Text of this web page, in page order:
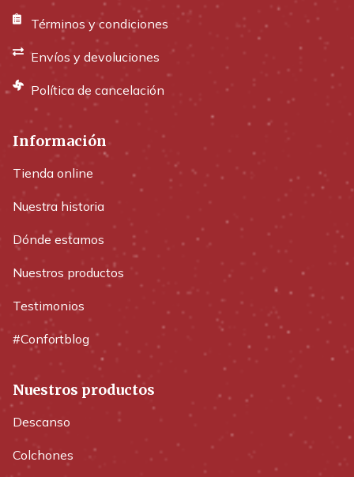
Términos y condiciones
Envíos y devoluciones
Política de cancelación
Información
Tienda online
Nuestra historia
Dónde estamos
Nuestros productos
Testimonios
#Confortblog
Nuestros productos
Descanso
Colchones